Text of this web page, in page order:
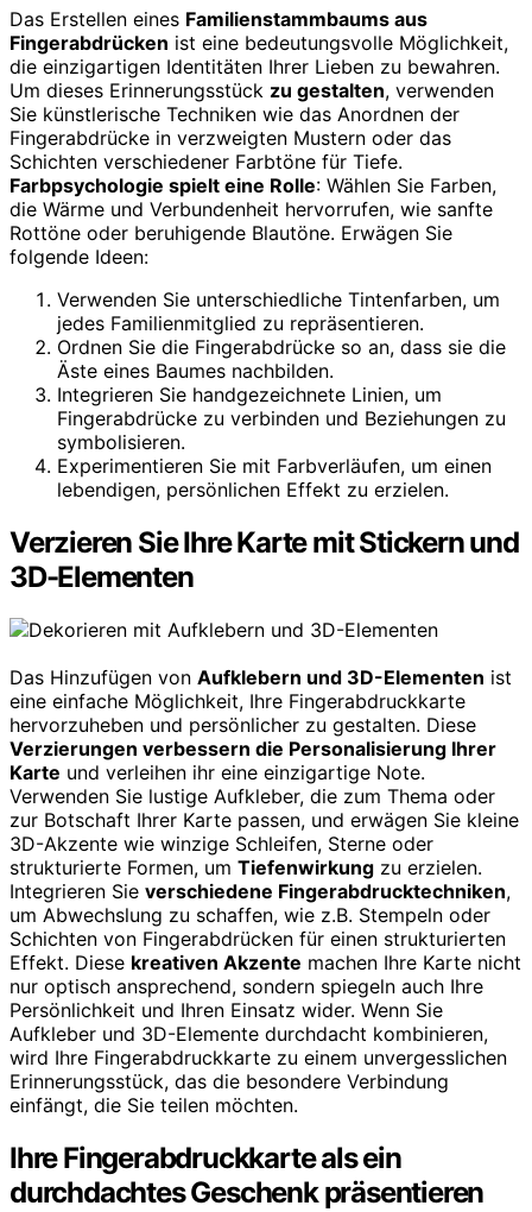
Das Erstellen eines Familienstammbaums aus
Fingerabdrücken ist eine bedeutungsvolle Möglichkeit,
die einzigartigen Identitäten Ihrer Lieben zu bewahren.
Um dieses Erinnerungsstück zu gestalten, verwenden
Sie künstlerische Techniken wie das Anordnen der
Fingerabdrücke in verzweigten Mustern oder das
Schichten verschiedener Farbtöne für Tiefe.
Farbpsychologie spielt eine Rolle: Wählen Sie Farben,
die Wärme und Verbundenheit hervorrufen, wie sanfte
Rottöne oder beruhigende Blautöne. Erwägen Sie
folgende Ideen:
Verwenden Sie unterschiedliche Tintenfarben, um
jedes Familienmitglied zu repräsentieren.
Ordnen Sie die Fingerabdrücke so an, dass sie die
Äste eines Baumes nachbilden.
Integrieren Sie handgezeichnete Linien, um
Fingerabdrücke zu verbinden und Beziehungen zu
symbolisieren.
Experimentieren Sie mit Farbverläufen, um einen
lebendigen, persönlichen Effekt zu erzielen.
Verzieren Sie Ihre Karte mit Stickern und
3D-Elementen
Das Hinzufügen von Aufklebern und 3D-Elementen ist
eine einfache Möglichkeit, Ihre Fingerabdruckkarte
hervorzuheben und persönlicher zu gestalten. Diese
Verzierungen verbessern die Personalisierung Ihrer
Karte und verleihen ihr eine einzigartige Note.
Verwenden Sie lustige Aufkleber, die zum Thema oder
zur Botschaft Ihrer Karte passen, und erwägen Sie kleine
3D-Akzente wie winzige Schleifen, Sterne oder
strukturierte Formen, um Tiefenwirkung zu erzielen.
Integrieren Sie verschiedene Fingerabdrucktechniken,
um Abwechslung zu schaffen, wie z.B. Stempeln oder
Schichten von Fingerabdrücken für einen strukturierten
Effekt. Diese kreativen Akzente machen Ihre Karte nicht
nur optisch ansprechend, sondern spiegeln auch Ihre
Persönlichkeit und Ihren Einsatz wider. Wenn Sie
Aufkleber und 3D-Elemente durchdacht kombinieren,
wird Ihre Fingerabdruckkarte zu einem unvergesslichen
Erinnerungsstück, das die besondere Verbindung
einfängt, die Sie teilen möchten.
Ihre Fingerabdruckkarte als ein
durchdachtes Geschenk präsentieren